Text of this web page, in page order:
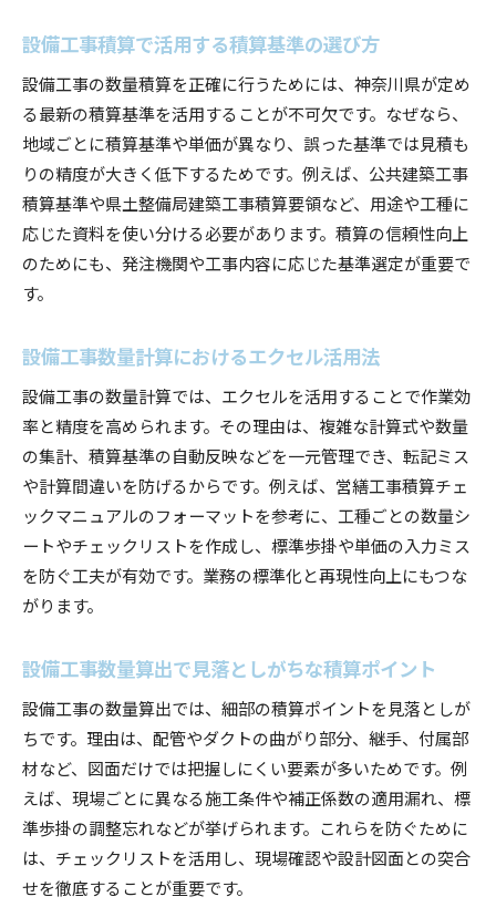
設備工事積算で活用する積算基準の選び方
設備工事の数量積算を正確に行うためには、神奈川県が定め
る最新の積算基準を活用することが不可欠です。なぜなら、
地域ごとに積算基準や単価が異なり、誤った基準では見積も
りの精度が大きく低下するためです。例えば、公共建築工事
積算基準や県土整備局建築工事積算要領など、用途や工種に
応じた資料を使い分ける必要があります。積算の信頼性向上
のためにも、発注機関や工事内容に応じた基準選定が重要で
す。
設備工事数量計算におけるエクセル活用法
設備工事の数量計算では、エクセルを活用することで作業効
率と精度を高められます。その理由は、複雑な計算式や数量
の集計、積算基準の自動反映などを一元管理でき、転記ミス
や計算間違いを防げるからです。例えば、営繕工事積算チェ
ックマニュアルのフォーマットを参考に、工種ごとの数量シ
ートやチェックリストを作成し、標準歩掛や単価の入力ミス
を防ぐ工夫が有効です。業務の標準化と再現性向上にもつな
がります。
設備工事数量算出で見落としがちな積算ポイント
設備工事の数量算出では、細部の積算ポイントを見落としが
ちです。理由は、配管やダクトの曲がり部分、継手、付属部
材など、図面だけでは把握しにくい要素が多いためです。例
えば、現場ごとに異なる施工条件や補正係数の適用漏れ、標
準歩掛の調整忘れなどが挙げられます。これらを防ぐために
は、チェックリストを活用し、現場確認や設計図面との突合
せを徹底することが重要です。